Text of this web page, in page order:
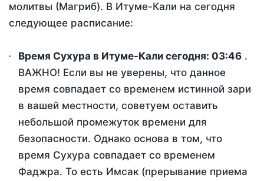
молитвы (Магриб). В Итуме-Кали на сегодня
следующее расписание:
Время Сухура в Итуме-Кали сегодня: 03:46 .
ВАЖНО! Если вы не уверены, что данное
время совпадает со временем истинной зари
в вашей местности, советуем оставить
небольшой промежуток времени для
безопасности. Однако основа в том, что
время Сухура совпадает со временем
Фаджра. То есть Имсак (прерывание приема